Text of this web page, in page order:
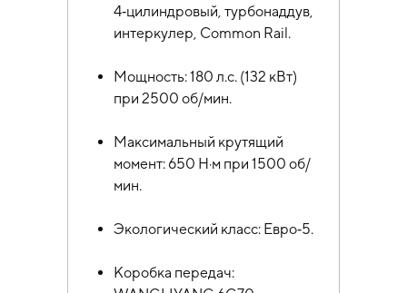
4‑цилиндровый, турбонаддув,
интеркулер, Common Rail.
Мощность: 180 л.с. (132 кВт)
при 2500 об/мин.
Максимальный крутящий
момент: 650 Н·м при 1500 об/
мин.
Экологический класс: Евро‑5.
Коробка передач: